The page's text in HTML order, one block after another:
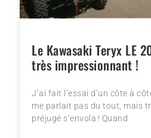
Le Kawasaki Teryx LE
très impressionnant !
J’ai fait l’essai d’un côte à
me parlait pas du tout, mais
préjugé s’envola ! Quand